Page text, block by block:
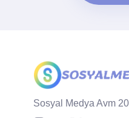
Sosyal Medya Avm